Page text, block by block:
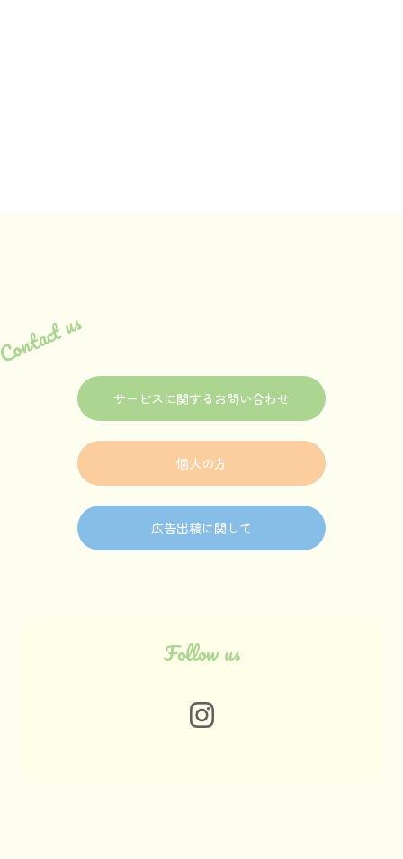
us
サービスに関するお問い合わせ
個人の方
広告出稿に関して
Follow us